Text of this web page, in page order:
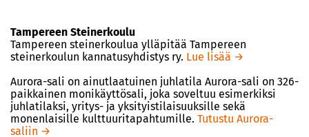
Tampereen Steinerkoulu
Tampereen steinerkoulua ylläpitää Tampereen
steinerkoulun kannatusyhdistys ry. Lue lisää →
Aurora-sali on ainutlaatuinen juhlatila Aurora-sali on 326-
paikkainen monikäyttösali, joka soveltuu esimerkiksi
juhlatilaksi, yritys- ja yksityistilaisuuksille sekä
monenlaisille kulttuuritapahtumille. Tutustu Aurora-
saliin →